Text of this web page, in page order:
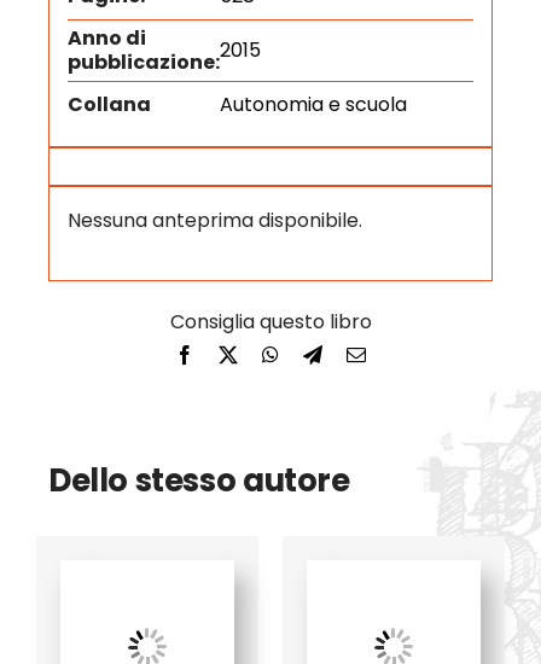
Anno di
pubblicazione:2015
Collana
Autonomia e scuola
Nessuna anteprima disponibile.
Dello stesso autore